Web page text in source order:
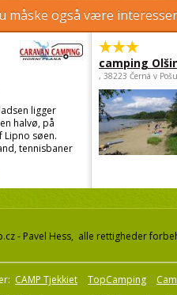
måske også være
ligger
halvø, på
Lipno søen.
tennisbaner
camping
, 38223 Černá v
- Pavel Hess, alle rettigheder
CAMP Tjekkiet TopCamping